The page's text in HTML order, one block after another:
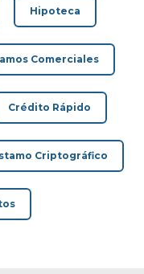
Hipoteca
Comerciales
Crédito Rápido
Criptográfico